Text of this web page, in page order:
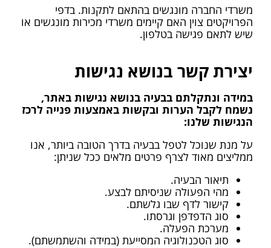
משרדי החברה מונגשים בהתאם לתקנות. בדפי
הפרויקטים צוין האם קיימים משרדי מכירות מונגשים או
שיש לתאם פגישה בטלפון.​
יצירת קשר בנושא נגישות
במידה ונתקלתם בבעיה בנושא נגישות באתר,
נשמח לקבל הערות ובקשות באמצעות פנייה לרכז
הנגישות שלנו:
על מנת שנוכל לטפל בבעיה בדרך הטובה ביותר, אנו
ממליצים מאוד לצרף פרטים מלאים ככל שניתן:
תיאור הבעיה.
מהי הפעולה שניסיתם לבצע.
קישור לדף שבו גלשתם.
סוג הדפדפן וגרסתו.
מערכת הפעלה.
סוג הטכנולוגיה המסייעת (במידה והשתמשתם).